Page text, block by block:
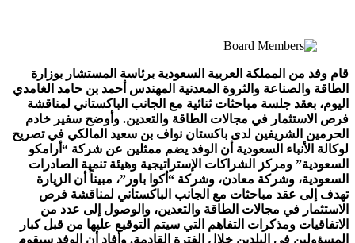
قام وفد من المملكة العربية السعودية برئاسة المستشار بوزارة
الطاقة والصناعة والثروة المعدنية المهندس أحمد بن حامد الغامدي
اليوم، بعقد جلسة مباحثات ثنائية مع الجانب الباكستاني لمناقشة
فرص الاستثمار في مجالات الطاقة والتعدين. وأوضح سفير خادم
الحرمين الشريفين لدى باكستان نواف بن سعيد المالكي في تصريح
لوكالة الأنباء السعودية أن الوفد يضم ممثلين عن شركة “أرامكو
السعودية” ومركز الشراكات الإستراتيجية وهيئة تنمية الصادرات
السعودية، وشركة معادن، وشركة “أكوا باور”، مبيناً أن الزيارة
تهدف إلى عقد مباحثات مع الجانب الباكستاني لمناقشة فرص
الاستثمار في مجالات الطاقة والتعدين، والوصول إلى عدد من
الاتفاقيات ومذكرات التفاهم التي سيتم التوقيع عليها من قبل كبار
المسؤولين في البلدين خلال الفترة القادمة. وأفاد أن الوفد سيقوم